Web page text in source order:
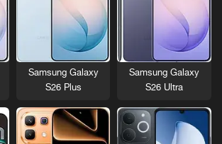
Samsung Galaxy
S26 Ultra
Samsung Galaxy
S26 Plus